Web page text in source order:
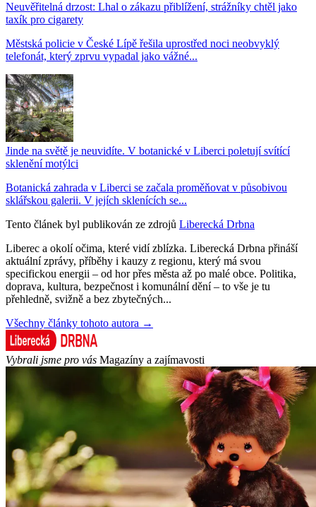
Neuvěřitelná drzost: Lhal o zákazu přiblížení, strážníky chtěl jako
taxík pro cigarety
Městská policie v České Lípě řešila uprostřed noci neobvyklý
telefonát, který zprvu vypadal jako vážné...
Jinde na světě je neuvidíte. V botanické v Liberci poletují svítící
sklenění motýlci
Botanická zahrada v Liberci se začala proměňovat v působivou
sklářskou galerii. V jejích sklenících se...
Tento článek byl publikován ze zdrojů Liberecká Drbna
Liberec a okolí očima, které vidí zblízka. Liberecká Drbna přináší
aktuální zprávy, příběhy i kauzy z regionu, který má svou
specifickou energii – od hor přes města až po malé obce. Politika,
doprava, kultura, bezpečnost i komunální dění – to vše je tu
přehledně, svižně a bez zbytečných...
Všechny články tohoto autora →
Vybrali jsme pro vás Magazíny a zajímavosti